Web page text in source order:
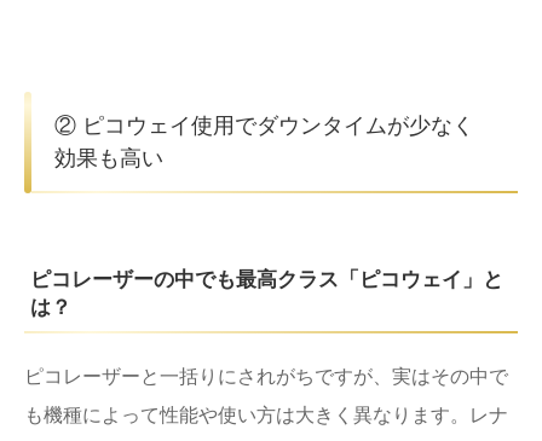
② ピコウェイ使用でダウンタイムが少なく
効果も高い
ピコレーザーの中でも最高クラス「ピコウェイ」と
は？
ピコレーザーと一括りにされがちですが、実はその中で
も機種によって性能や使い方は大きく異なります。レナ